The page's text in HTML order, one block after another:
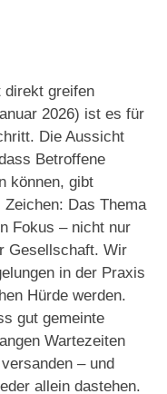
direkt greifen
2026) ist es für
Die Aussicht
Betroffene
können, gibt
Das Thema
Fokus – nicht nur
Gesellschaft. Wir
in der Praxis
Hürde werden.
gut gemeinte
Wartezeiten
– und
allein dastehen.